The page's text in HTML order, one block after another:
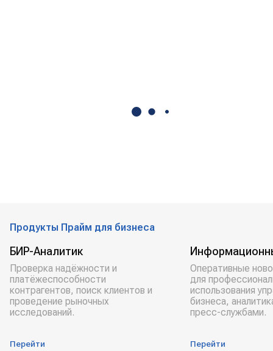
Продукты Прайм для бизнеса
БИР-Аналитик
Проверка надёжности и
платёжеспособности
контрагентов, поиск клиентов и
проведение рыночных
исследований.
Перейти
Оперативные
для
использования
бизнеса,
пресс-службами.
Перейти